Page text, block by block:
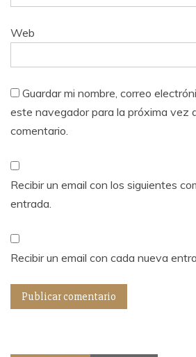
Web
Guardar mi nombre, correo
este navegador para la próxima vez
comentario.
Recibir un email con los siguientes
entrada.
Recibir un email con cada nueva